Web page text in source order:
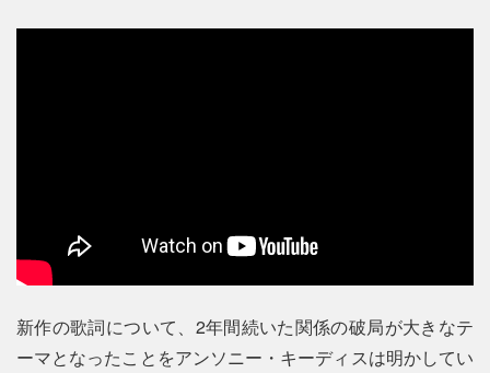
新作の歌詞について、2年間続いた関係の破局が大きなテ
ーマとなったことをアンソニー・キーディスは明かしてい